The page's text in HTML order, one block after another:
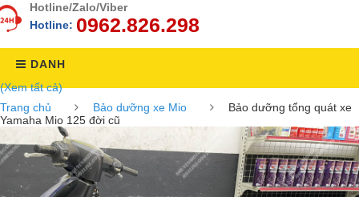
Hotline/Zalo/Viber
Hotline: 0962.826.298
DANH
(Xem tất cả)
Trang chủ
Bảo dưỡng xe Mio
Bảo dưỡng tổng quát xe
Yamaha Mio 125 đời cũ